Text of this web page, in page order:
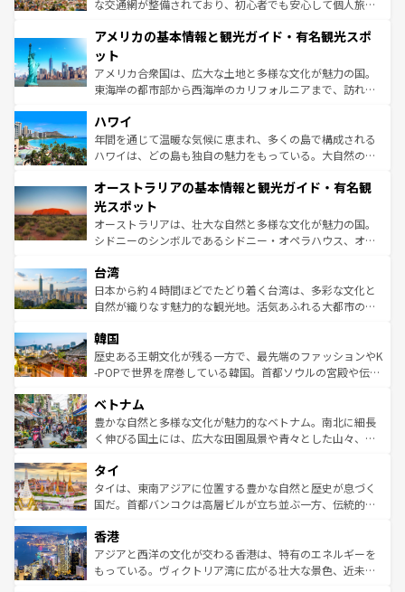
戦など、本場だからこそできる体験も豊富。イギリスを旅
ンツ一覧を参照してほしい。
な交通網が整備されており、初心者でも安心して個人旅行
の建物がそのまま残る町や、スイスならではのユニークな
博物館もあり、アルプス観光だけでなく町歩きも満喫する
ことができる。国民の所得が高いため物価も高いが、旅行
者向けの交通パス提供のサービスもあり、うまく活用すれ
着のスイス情報は
アメリカの基本情報と観光ガイド・有名観光スポ
ット
アメリカ合衆国は、広大な土地と多様な文化が魅力の国。
東海岸の都市部から西海岸のカリフォルニアまで、訪れる
のような巨大都市は、観光、ショッピング、エンターテイ
ンメントが詰まった刺激的なスポットだ。一方、アメリカ
西部には大自然が広がり、グランドキャニオンやイエロー
部のニューオーリンズでは、音楽と美食が融合した独特の
文化が魅力。旅行者はアメリカの各地域で異なる魅力を楽
しみながら、その多様性と豊かな歴史を感じることができ
るだろう。車でのロードトリップや列車の旅も、アメリカ
情報は
ハワイ
年間を通じて温暖な気候に恵まれ、多くの島で構成される
ハワイは、どの島も独自の魅力をもっている。大自然の神
ワイ島は見逃せない。また、定番の観光地といえばオアフ
島だが、静かな自然を求めるならマウイ島やカウアイ島が
おすすめ。エメラルドグリーンに輝く海をはじめ、豊かな
文化や歴史が息づいている。「アロハスピリット」と呼ば
人々、おいしいローカルフードやハワイアンミュージッ
ク、伝統的なフラダンスなど、すべてがハワイの魅力を彩
っている。訪れるたびに新しい発見と感動が待っているハ
はコンテンツ一覧
オーストラリアの基本情報と観光ガイド・有名観
光スポット
オーストラリアは、壮大な自然と多様な文化が魅力の国。
シドニーのシンボルであるシドニー・オペラハウス、オー
リアリーフや大陸中央部にそびえるウルル（エアーズロッ
ク）、タスマニアの美しい原生林やケアンズの熱帯雨林な
ど、見どころがたくさん。また、カフェやワイン、オージ
いる。アクティビティも充実しており、サーフィンやダイ
ビング、ハイキングなど、アウトドア好きにはたまらな
い。オーストラリアの多彩な魅力を存分に味わいつくそ
参照してほしい。
台湾
日本から約４時間ほどでたどり着く台湾は、多彩な文化と
自然が織りなす魅力的な観光地。活気あふれる大都市の台
ン）、静ひつな山岳地帯である台湾東部など、都市の喧騒
と山間の静けさが共存しており、訪れる人に新しい発見と
驚きをもたらしてくれる。また、奥深い台湾の食文化も魅
容にもいいと評判のスイーツなど、バラエティ豊かな料理
が味わえる。 なお、新着の台湾情報は コンテンツ一覧を参
照してほしい。
韓国
歴史ある王朝文化が残る一方で、最先端のファッションやK
-POPで世界を席巻している韓国。首都ソウルの宮殿や伝統
き、地方に足を延ばせば四季折々の自然美を楽しむことが
できる。そして、キムチや焼肉、絶品のストリートフード
まで、さまざまな韓国料理が待っている。夜には、韓国な
リティに包まれながら、韓国の多彩な魅力を心ゆくまで味
わってみてほしい。 なお、新着の韓国情報はコンテンツ一
覧を参照してほしい。
ベトナム
豊かな自然と多様な文化が魅力的なベトナム。南北に細長
く伸びる国土には、広大な田園風景や青々とした山々、世
急速な発展と共に伝統が息づく。ハノイの古い町並みやホ
ーチミン市のフランス統治時代の建物も、独特の雰囲気を
醸し出している。また、バラエティの豊かさとおいしさで
とつ。フォーやバインミー、ベトナムコーヒーなどは、ぜ
ひ現地で味わいたい。どの地域を訪れてもあたたかい人々
が旅行者を迎えてくれるので、きっと忘れられない旅にな
タイ
タイは、東南アジアに位置する豊かな自然と歴史が息づく
国だ。首都バンコクは高層ビルが立ち並ぶ一方、伝統的な
の活気が交差している。北部ではチェンマイなどの山岳地
帯で自然と触れ合い、南部ではプーケットやクラビの美し
いビーチでリゾート気分を楽しむことができる。タイ料理
香港
アジアと西洋の文化が交わる香港は、特有のエネルギーを
もっている。ヴィクトリア湾に広がる壮大な景色、近未来